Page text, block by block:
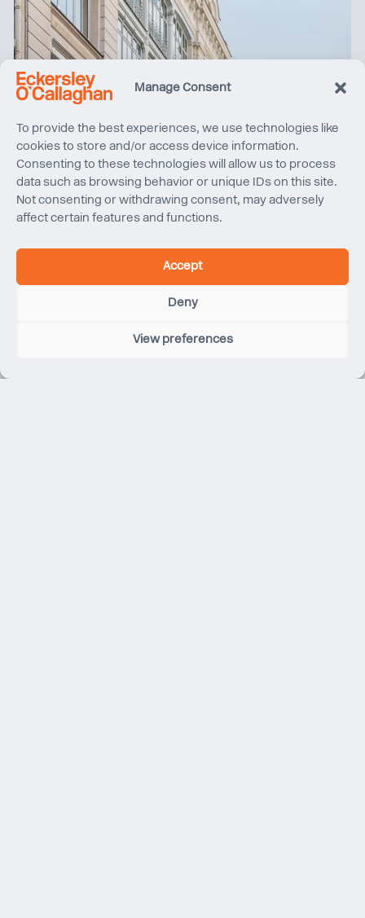
Manage Consent
To provide the best experiences, we use technologies like
cookies to store and/or access device information.
Consenting to these technologies will allow us to process
data such as browsing behavior or unique IDs on this site.
Not consenting or withdrawing consent, may adversely
affect certain features and functions.
Accept
Deny
View preferences